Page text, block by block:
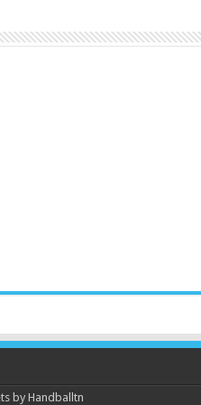
by Handballtn